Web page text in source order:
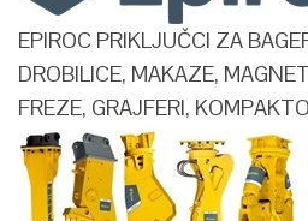
EPIROC PRIKLJUČCI ZA
DROBILICE, MAKAZE,
FREZE, GRAJFERI,